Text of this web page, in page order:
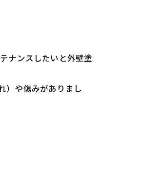
ナンスしたいと外壁塗
）や傷みがありまし